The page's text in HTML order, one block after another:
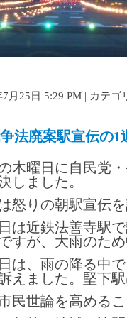
7月25日 5:29 PM | カテゴ
法廃案駅宣伝の1
木曜日に自民党
しました。
怒りの朝駅宣伝
は近鉄法善寺駅
すが、大雨のた
は、雨の降る中
えました。堅下
民世論を高める